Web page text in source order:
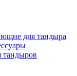
для тандыра
тандыров